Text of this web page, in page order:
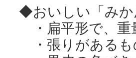
◆おいしい「みか
・扁平形で、重
・張りがあるも